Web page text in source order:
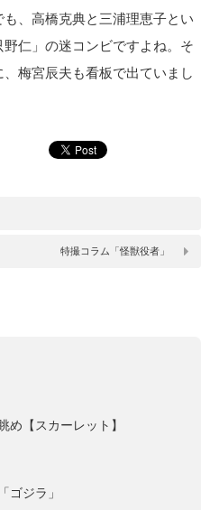
、高橋克典と三浦理恵子とい
仁」の迷コンビですよね。そ
梅宮辰夫も看板で出ていまし
特撮コラム「怪獣役者」
め【スカーレット】
ゴジラ」